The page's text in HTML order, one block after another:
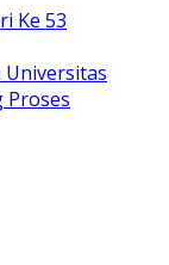
Ke 53
Universitas
Proses